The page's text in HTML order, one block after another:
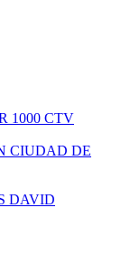
1000 CTV
CIUDAD DE
DAVID